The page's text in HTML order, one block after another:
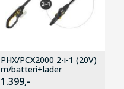
PHX/PCX2000 2-i-1 (20V)
m/batteri+lader
1.399,-